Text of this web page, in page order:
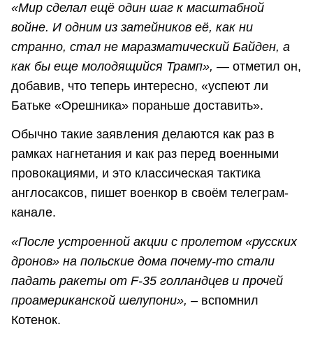
«Мир сделал ещё один шаг к масштабной
войне. И одним из затейников её, как ни
странно, стал не маразматический Байден, а
как бы еще молодящийся Трамп», — отметил он,
добавив, что теперь интересно, «успеют ли
Батьке «Орешника» пораньше доставить».
Обычно такие заявления делаются как раз в
рамках нагнетания и как раз перед военными
провокациями, и это классическая тактика
англосаксов, пишет военкор в своём телеграм-
канале.
«После устроенной акции с пролетом «русских
дронов» на польские дома почему-то стали
падать ракеты от F-35 голландцев и прочей
проамериканской шелупони», – вспомнил
Котенок.